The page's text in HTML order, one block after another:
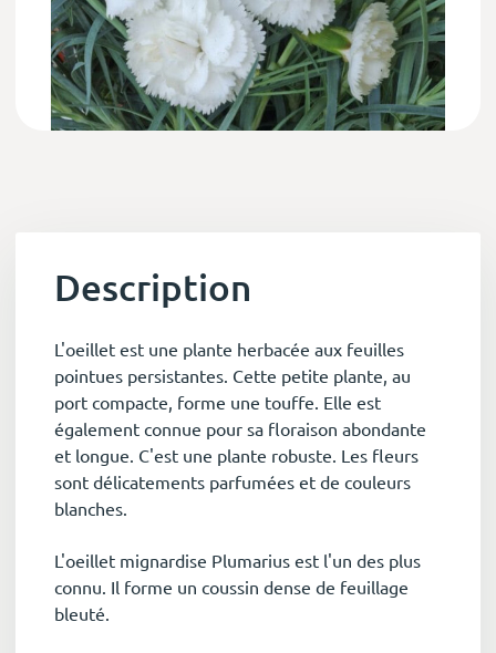
Description
L'oeillet est une plante herbacée aux feuilles
pointues persistantes. Cette petite plante, au
port compacte, forme une touffe. Elle est
également connue pour sa floraison abondante
et longue. C'est une plante robuste. Les fleurs
sont délicatements parfumées et de couleurs
blanches.
L'oeillet mignardise Plumarius est l'un des plus
connu. Il forme un coussin dense de feuillage
bleuté.